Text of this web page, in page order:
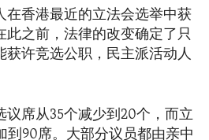
在香港最近的立法会选举中获
此之前，法律的改变确定了只
获许竞选公职，民主派活动人
议席从35个减少到20个，而立
到90席。大部分议员都由亲中